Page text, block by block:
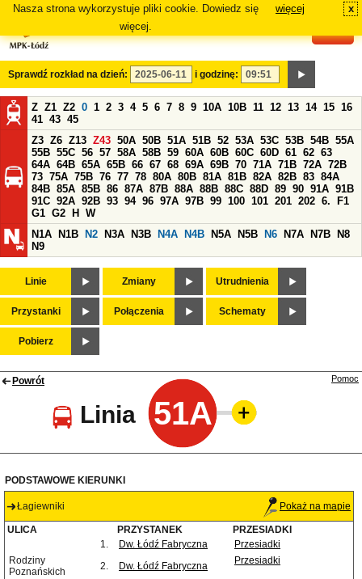
Nasza strona wykorzystuje pliki cookie. Dowiedz się
więcej.
więcej x
Sprawdź rozkład na dzień: i godzinę:
Z Z1 Z2 0 1 2 3 4 5 6 7 8 9 10A 10B 11 12 13 14 15 16
41 43 45
Z3 Z6 Z13 Z43 50A 50B 51A 51B 52 53A 53C 53B 54B 55A
55B 55C 56 57 58A 58B 59 60A 60B 60C 60D 61 62 63
64A 64B 65A 65B 66 67 68 69A 69B 70 71A 71B 72A 72B
73 75A 75B 76 77 78 80A 80B 81A 81B 82A 82B 83 84A
84B 85A 85B 86 87A 87B 88A 88B 88C 88D 89 90 91A 91B
91C 92A 92B 93 94 96 97A 97B 99 100 101 201 202 6.
F1
G1 G2 H
W
N1A
N1B N2 N3A N3B N4A N4B N5A N5B N6 N7A N7B
N8
N9
Linie Zmiany Utrudnienia
Przystanki Połączenia Schematy
Pobierz
Powrót
Linia 51A
Pomoc
PODSTAWOWE KIERUNKI
Łagiewniki Pokaż na mapie
ULICA PRZYSTANEK
PRZESIADKI
1.
Dw. Łódź Fabryczna
Przesiadki
Rodziny
Poznańskich
2. Dw. Łódź Fabryczna Przesiadki